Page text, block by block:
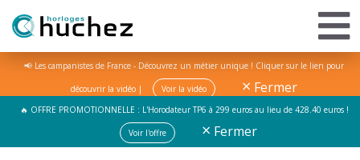
📢 Les campanistes de France - Découvrez un métier unique ! Cliquer sur le lien pour
découvrir la vidéo | Voir la vidéo × Fermer
🔥 OFFRE PROMOTIONNELLE : L'Horodateur TP6 à 299 euros au lieu de 428.40 euros !
Voir l'offre × Fermer